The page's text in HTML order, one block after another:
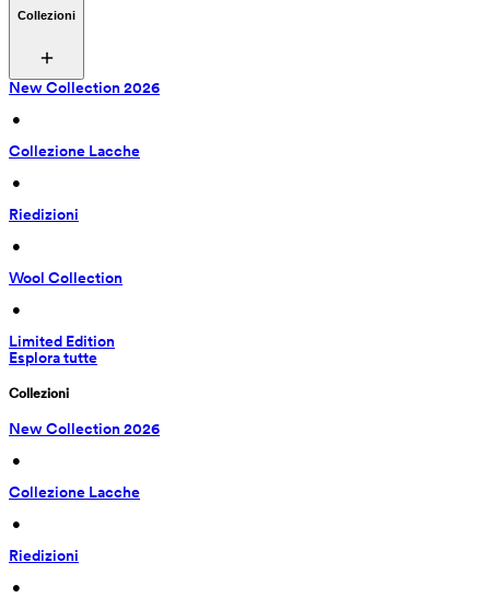
Collezioni
New Collection 2026
•
Collezione Lacche
•
Riedizioni
•
Wool Collection
•
Limited Edition
Esplora tutte
Collezioni
New Collection 2026
•
Collezione Lacche
•
Riedizioni
•